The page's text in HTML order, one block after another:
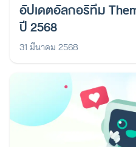
อัปเดตอัลกอริทึม
ปี 2568
31 มีนาคม 2568